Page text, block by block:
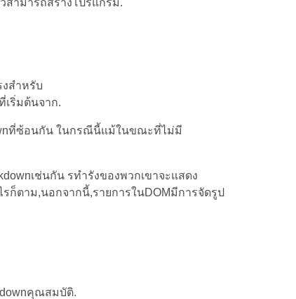
สามารถสร้างโปรแกรม.
สำหรับ
เริ่มต้นจาก.
ที่ซ้อนกัน ในกรณีนี้แม้ในขณะที่ไม่มี
เช่นกัน รทำรังของพวกเขาจะแสดง
ก็ตาม,นอกจากนี้,รายการในDOMมีการจัดรูป
คุณสมบัติ.